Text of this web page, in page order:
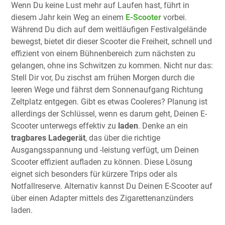
Wenn Du keine Lust mehr auf Laufen hast, führt in
diesem Jahr kein Weg an einem E-Scooter vorbei.
Während Du dich auf dem weitläufigen Festivalgelände
bewegst, bietet dir dieser Scooter die Freiheit, schnell und
effizient von einem Bühnenbereich zum nächsten zu
gelangen, ohne ins Schwitzen zu kommen. Nicht nur das:
Stell Dir vor, Du zischst am frühen Morgen durch die
leeren Wege und fährst dem Sonnenaufgang Richtung
Zeltplatz entgegen. Gibt es etwas Cooleres? Planung ist
allerdings der Schlüssel, wenn es darum geht, Deinen E-
Scooter unterwegs effektiv zu laden. Denke an ein
tragbares Ladegerät, das über die richtige
Ausgangsspannung und -leistung verfügt, um Deinen
Scooter effizient aufladen zu können. Diese Lösung
eignet sich besonders für kürzere Trips oder als
Notfallreserve. Alternativ kannst Du Deinen E-Scooter auf
über einen Adapter mittels des Zigarettenanzünders
laden.